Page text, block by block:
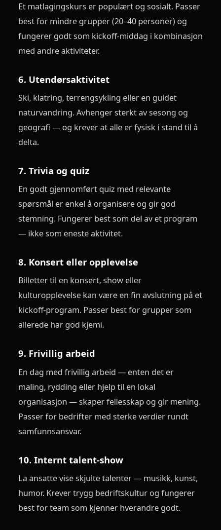
Et matlagingskurs er populært og sosialt. Passer
best for mindre grupper (20–40 personer) og
fungerer godt som kickoff-middag i kombinasjon
med andre aktiviteter.
6. Utendørsaktivitet
Ski, klatring, terrengsykling eller en guidet
naturvandring. Avhenger sterkt av sesong og
geografi — og krever at alle er fysisk i stand til å
delta.
7. Trivia og quiz
En godt gjennomført quiz med relevante
spørsmål er enkel å organisere og gir god
stemning. Fungerer best som del av et program
— ikke som eneste aktivitet.
8. Konsert eller opplevelse
Billetter til en konsert, show eller
kulturopplevelse kan være en fin avslutning på et
kickoff-program. Passer best for grupper som
allerede har god kjemi.
9. Frivillig arbeid
En dag med frivillig arbeid — enten det er
maling, rydding eller hjelp til en lokal
organisasjon — skaper fellesskap og gir mening.
Passer for bedrifter med sterke verdier rundt
samfunnsansvar.
10. Internt talent-show
La ansatte vise skjulte talenter — musikk, kunst,
humor. Krever trygg bedriftskultur og fungerer
best for team som kjenner hverandre godt.